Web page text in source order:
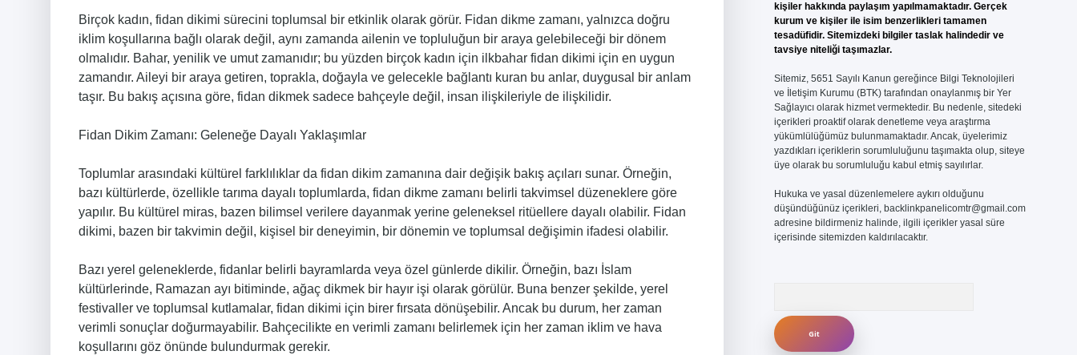
Birçok kadın, fidan dikimi sürecini toplumsal bir etkinlik olarak görür. Fidan dikme zamanı, yalnızca doğru
iklim koşullarına bağlı olarak değil, aynı zamanda ailenin ve topluluğun bir araya gelebileceği bir dönem
olmalıdır. Bahar, yenilik ve umut zamanıdır; bu yüzden birçok kadın için ilkbahar fidan dikimi için en uygun
zamandır. Aileyi bir araya getiren, toprakla, doğayla ve gelecekle bağlantı kuran bu anlar, duygusal bir anlam
taşır. Bu bakış açısına göre, fidan dikmek sadece bahçeyle değil, insan ilişkileriyle de ilişkilidir.
Fidan Dikim Zamanı: Geleneğe Dayalı Yaklaşımlar
Toplumlar arasındaki kültürel farklılıklar da fidan dikim zamanına dair değişik bakış açıları sunar. Örneğin,
bazı kültürlerde, özellikle tarıma dayalı toplumlarda, fidan dikme zamanı belirli takvimsel düzeneklere göre
yapılır. Bu kültürel miras, bazen bilimsel verilere dayanmak yerine geleneksel ritüellere dayalı olabilir. Fidan
dikimi, bazen bir takvimin değil, kişisel bir deneyimin, bir dönemin ve toplumsal değişimin ifadesi olabilir.
Bazı yerel geleneklerde, fidanlar belirli bayramlarda veya özel günlerde dikilir. Örneğin, bazı İslam
kültürlerinde, Ramazan ayı bitiminde, ağaç dikmek bir hayır işi olarak görülür. Buna benzer şekilde, yerel
festivaller ve toplumsal kutlamalar, fidan dikimi için birer fırsata dönüşebilir. Ancak bu durum, her zaman
verimli sonuçlar doğurmayabilir. Bahçecilikte en verimli zamanı belirlemek için her zaman iklim ve hava
koşullarını göz önünde bulundurmak gerekir.
kişiler hakkında paylaşım yapılmamaktadır. Gerçek
kurum ve kişiler ile isim benzerlikleri tamamen
tesadüfidir. Sitemizdeki bilgiler taslak halindedir ve
tavsiye niteliği taşımazlar.
Sitemiz, 5651 Sayılı Kanun gereğince Bilgi Teknolojileri
ve İletişim Kurumu (BTK) tarafından onaylanmış bir Yer
Sağlayıcı olarak hizmet vermektedir. Bu nedenle, sitedeki
içerikleri proaktif olarak denetleme veya araştırma
yükümlülüğümüz bulunmamaktadır. Ancak, üyelerimiz
yazdıkları içeriklerin sorumluluğunu taşımakta olup, siteye
üye olarak bu sorumluluğu kabul etmiş sayılırlar.
Hukuka ve yasal düzenlemelere aykırı olduğunu
düşündüğünüz içerikleri, backlinkpanelicomtr@gmail.com
adresine bildirmeniz halinde, ilgili içerikler yasal süre
içerisinde sitemizden kaldırılacaktır.